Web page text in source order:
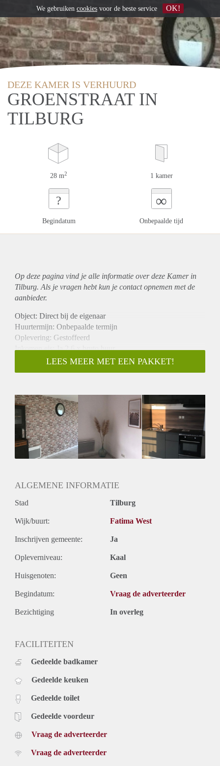
DEZE KAMER IS VERHUURD
GROENSTRAAT IN
TILBURG
28 m2 1 kamer
?
Begindatum
∞
Onbepaalde tijd
Op deze pagina vind je alle informatie over deze Kamer in
Tilburg. Als je vragen hebt kun je contact opnemen met de
aanbieder.
Object: Direct bij de eigenaar
Huurtermijn: Onbepaalde termijn
Oplevering: Gestoffeerd
Inkomen eis: Ja 2,6 x bruto huur
Garantiestelling mogelijk: Ja
Borg: 1 maand
Gedeelde keuken: Nee
Gedeelde Douche: Nee
Gedeelde woonkamer: Nee
Huisgenoten: Nee
Geslacht huisgenoten: N.v.t.
LEES MEER MET EEN PAKKET!
ALGEMENE INFORMATIE
Stad Tilburg
Wijk/buurt: Fatima West
Inschrijven gemeente: Ja
Opleverniveau: Kaal
Huisgenoten: Geen
Begindatum: Vraag de adverteerder
Bezichtiging In overleg
FACILITEITEN
Gedeelde badkamer
Gedeelde keuken
Gedeelde toilet
Gedeelde voordeur
Vraag de adverteerder
Vraag de adverteerder
We gebruiken cookies voor de beste service OK!